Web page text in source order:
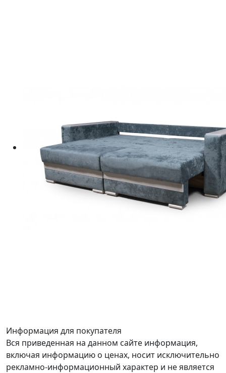
Информация для покупателя
Вся приведенная на данном сайте информация,
включая информацию о ценах, носит исключительно
рекламно-информационный характер и не является